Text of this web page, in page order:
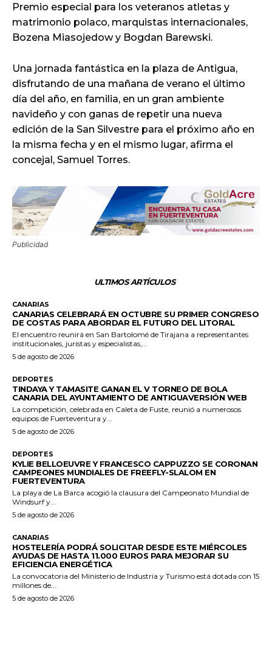
Premio especial para los veteranos atletas y
matrimonio polaco, marquistas internacionales,
Bozena Miasojedow y Bogdan Barewski.
Una jornada fantástica en la plaza de Antigua,
disfrutando de una mañana de verano el último
día del año, en familia, en un gran ambiente
navideño y con ganas de repetir una nueva
edición de la San Silvestre para el próximo año en
la misma fecha y en el mismo lugar, afirma el
concejal, Samuel Torres.
Publicidad
ULTIMOS ARTÍCULOS
CANARIAS
CANARIAS CELEBRARÁ EN OCTUBRE SU PRIMER CONGRESO
DE COSTAS PARA ABORDAR EL FUTURO DEL LITORAL
El encuentro reunirá en San Bartolomé de Tirajana a representantes
institucionales, juristas y especialistas,...
5 de agosto de 2026
DEPORTES
TINDAYA Y TAMASITE GANAN EL V TORNEO DE BOLA
CANARIA DEL AYUNTAMIENTO DE ANTIGUAVERSIÓN WEB
La competición, celebrada en Caleta de Fuste, reunió a numerosos
equipos de Fuerteventura y...
5 de agosto de 2026
DEPORTES
KYLIE BELLOEUVRE Y FRANCESCO CAPPUZZO SE CORONAN
CAMPEONES MUNDIALES DE FREEFLY-SLALOM EN
FUERTEVENTURA
La playa de La Barca acogió la clausura del Campeonato Mundial de
Windsurf y...
5 de agosto de 2026
CANARIAS
HOSTELERÍA PODRÁ SOLICITAR DESDE ESTE MIÉRCOLES
AYUDAS DE HASTA 11.000 EUROS PARA MEJORAR SU
EFICIENCIA ENERGÉTICA
La convocatoria del Ministerio de Industria y Turismo está dotada con 15
millones de...
5 de agosto de 2026